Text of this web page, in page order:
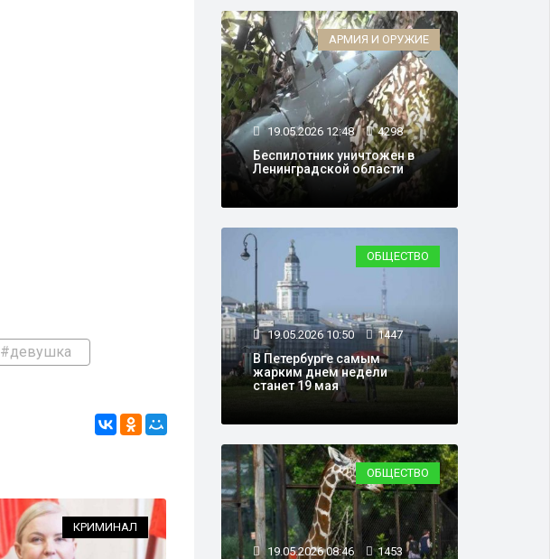
#девушка
КРИМИНАЛ
КРИМИНАЛ
АРМИЯ И ОРУЖИЕ
19.05.2026 12:48 4298
Беспилотник уничтожен в
Ленинградской области
ОБЩЕСТВО
19.05.2026 10:50 1447
В Петербурге самым
жарким днем недели
станет 19 мая
ОБЩЕСТВО
19.05.2026 08:46 1453